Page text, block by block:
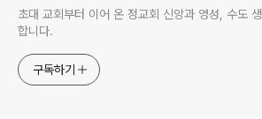
초대 교회부터 이어 온 정교회 신앙과 영성, 수도
합니다.
구독하기